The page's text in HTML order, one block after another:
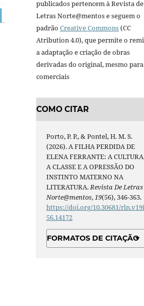
publicados pertencem à Revista de
Letras Norte@mentos e seguem o
padrão Creative Commons(CC
Atribution 4.0), que permite o
a adaptação e criação de obras
derivadas do original, mesmo
comerciais
COMO CITAR
Porto, P. P., & Pontel, H. M. S.
(2026). A FILHA PERDIDA DE
ELENA FERRANTE: A
A CLASSE E A OPRESSÃO DO
INSTINTO MATERNO NA
LITERATURA. Revista De Letras
Norte@mentos, 19(56), 346-363.
https://doi.org/10.30681/
56.14172
FORMATOS DE CITAÇÃO